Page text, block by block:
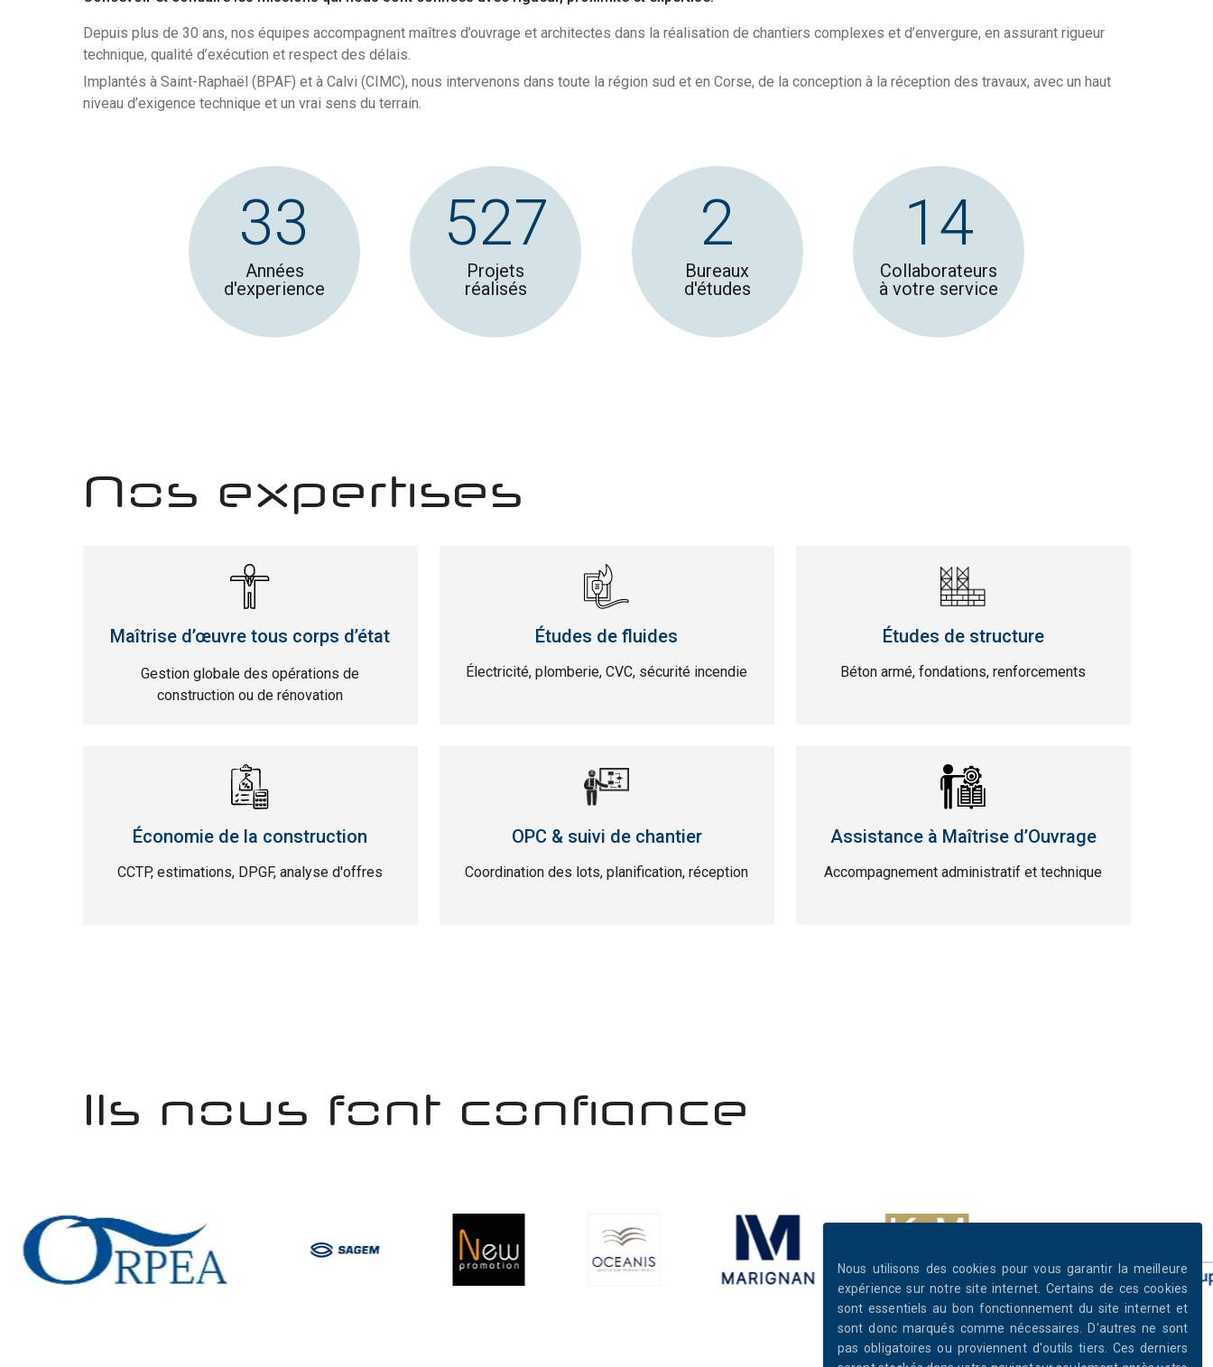
Depuis plus de 30 ans, nos équipes accompagnent maîtres d’ouvrage et architectes dans la réalisation de chantiers complexes et d’envergure, en assurant rigueur
technique, qualité d’exécution et respect des délais.
Implantés à Saint-Raphaël (BPAF) et à Calvi (CIMC), nous intervenons dans toute la région sud et en Corse, de la conception à la réception des travaux, avec un haut
niveau d’exigence technique et un vrai sens du terrain.
33
Années
d'experience
527
Projets
réalisés
2
Bureaux
d'études
14
Collaborateurs
à votre service
Nos expertises
Maîtrise d’œuvre tous corps d’état
Gestion globale des opérations de
construction ou de rénovation
Études de fluides
Électricité, plomberie, CVC, sécurité incendie
Études de structure
Béton armé, fondations, renforcements
Économie de la construction
CCTP, estimations, DPGF, analyse d'offres
OPC & suivi de chantier
Coordination des lots, planification, réception
Assistance à Maîtrise d’Ouvrage
Accompagnement administratif et technique
Ils nous font confiance
Nous utilisons des cookies pour vous garantir la meilleure
expérience sur notre site internet. Certains de ces cookies
sont essentiels au bon fonctionnement du site internet et
sont donc marqués comme nécessaires. D'autres ne sont
pas obligatoires ou proviennent d'outils tiers. Ces derniers